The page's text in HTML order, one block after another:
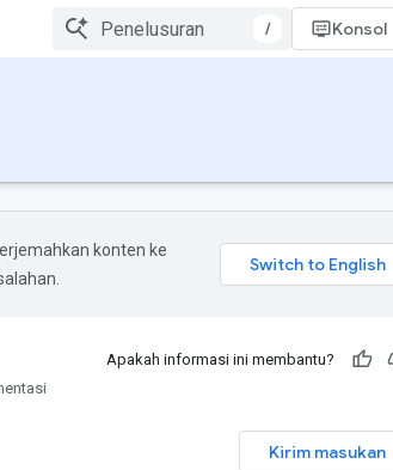
/ Konsol
konten ke
Apakah informasi ini membantu?
Kirim masukan